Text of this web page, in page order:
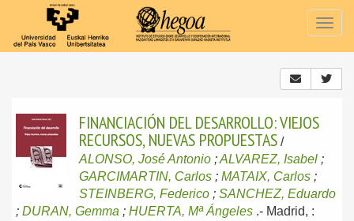
FINANCIACIÓN DEL DESARROLLO: VIEJOS
RECURSOS, NUEVAS PROPUESTAS /
ALONSO, José Antonio ;ALVAREZ, Isabel ;
GARCIMARTIN, Carlos ; MATAIX, Carlos ;
STEINBERG, Federico ; SANCHEZ, Eduardo
; DURAN, Gemma ; HUERTA, Mª Ángeles .- Madrid, :